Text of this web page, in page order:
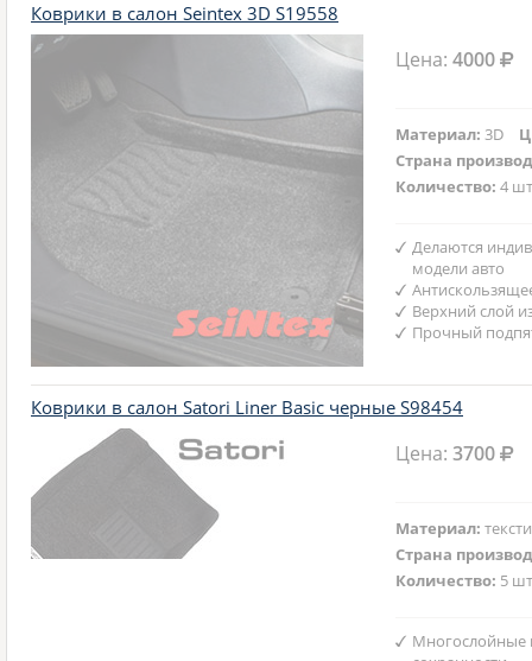
Коврики в салон Seintex 3D S19558
Цена:4000
Материал:3D
Страна
Количество:4
Делаются
модели авто
Верхний слой
Прочный
Коврики в салон Satori Liner Basic черные S98454
Цена:3700
Материал:
Страна
Количество: 5
Многослойные